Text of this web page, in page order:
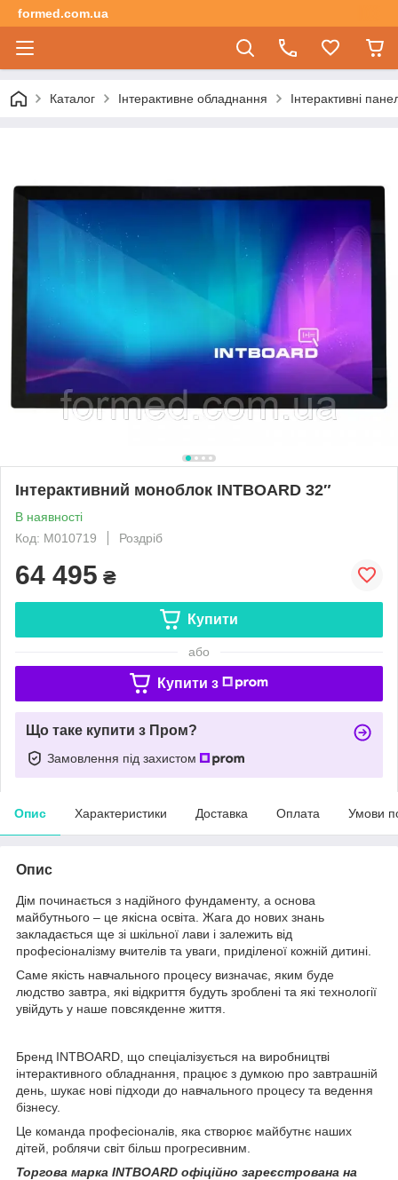
formed.com.ua
Каталог Інтерактивне обладнання Інтерактивні
Інтерактивний моноблок INTBOARD 32″
В наявності
Код: M010719
Роздріб
64 495 ₴
Купити
або
Купити з
Що таке купити з Пром?
Замовлення під захистом
Опис Характеристики Доставка Оплата Умови
Опис
Дім починається з надійного фундаменту, а основа
майбутнього – це якісна освіта. Жага до нових знань
закладається ще зі шкільної лави і залежить від
професіоналізму вчителів та уваги, приділеної кожній дитині.
Саме якість навчального процесу визначає, яким буде
людство завтра, які відкриття будуть зроблені та які технології
увійдуть у наше повсякденне життя.
Бренд INTBOARD, що спеціалізується на виробництві
інтерактивного обладнання, працює з думкою про завтрашній
день, шукає нові підходи до навчального процесу та ведення
бізнесу.
Це команда професіоналів, яка створює майбутнє наших
дітей, роблячи світ більш прогресивним.
Торгова марка INTBOARD офіційно зареєстрована на